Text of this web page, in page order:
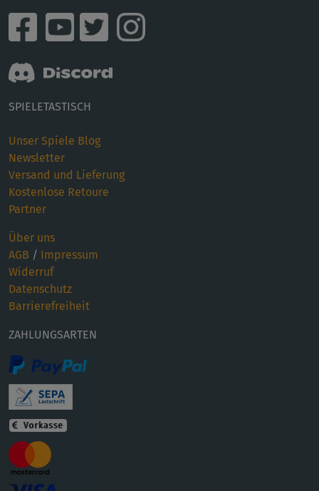
SPIELETASTISCH
Unser Spiele Blog
Newsletter
Versand und Lieferung
Kostenlose Retoure
Partner
Über uns
AGB / Impressum
Widerruf
Datenschutz
Barrierefreiheit
ZAHLUNGSARTEN